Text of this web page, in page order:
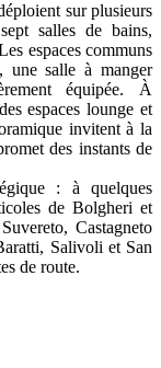
sur plusieurs
salles de bains,
espaces communs
une salle à manger
équipée. À
espaces lounge et
invitent à la
des instants de
: à quelques
de Bolgheri et
Castagneto
Salivoli et San
de route.